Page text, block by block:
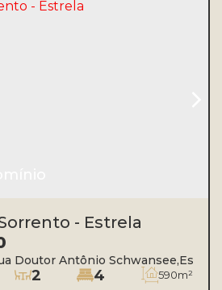
- Estrela
Doutor Antônio Schwansee,Estrela
2 4 590m²